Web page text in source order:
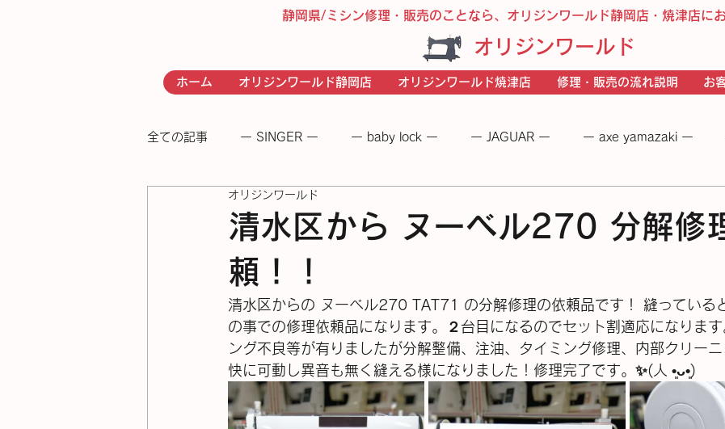
静岡県/ミシン修理・販売のことなら、オリジンワールド静岡店・焼津店に
オリジンワールド
ホーム オリジンワールド静岡店 オリジンワールド焼津店 修理・販売の流れ説明 お
全ての記事 ー SINGER ー ー baby lock ー ー JAGUAR ー ー axe yamazaki ー
- RICCAR - − 足踏みミシン −
清水区から ヌーベル270 分解修
頼！！
オリジンワールド
清水区からの ヌーベル270 TAT71 の分解修理の依頼品です！ 縫っている
の事での修理依頼品になります。２台目になるのでセット割適応になります
ング不良等が有りましたが分解整備、注油、タイミング修理、内部クリー
快に可動し異音も無く縫える様になりました！修理完了です。✨(⁠人⁠ ⁠•͈⁠ᴗ⁠•͈⁠)